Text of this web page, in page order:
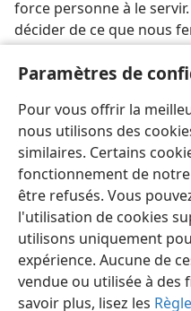
Paramètres de
Pour vous offrir la
nous utilisons des
similaires. Certains
fonctionnement de
être refusés. Vous
l'utilisation de cookies
utilisons uniquement
expérience. Aucune de
vendue ou utilisée à des
savoir plus, lisez les
force personne à le
décider de ce que nous
ta « portion » en te
et chéris toutes les «
[...] en abondance » et «
Ps. 16:11).
Français
Copyright © 2026 Watch Tower
Conditions
Paramètres de